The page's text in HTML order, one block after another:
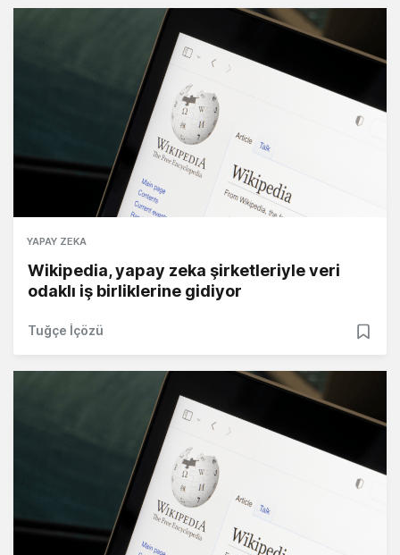
YAPAY ZEKA
Wikipedia, yapay zeka şirketleriyle veri
odaklı iş birliklerine gidiyor
Tuğçe İçözü